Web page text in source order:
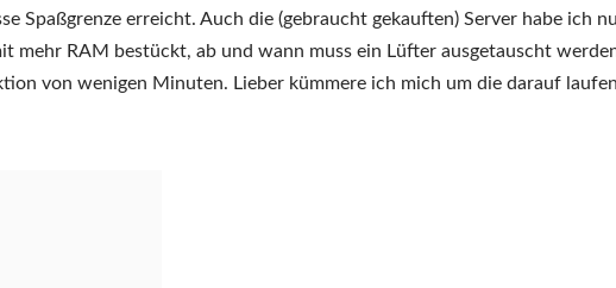
Spaßgrenze erreicht. Auch die (gebraucht gekauften) Server habe ich
mehr RAM bestückt, ab und wann muss ein Lüfter ausgetauscht
von wenigen Minuten. Lieber kümmere ich mich um die darauf